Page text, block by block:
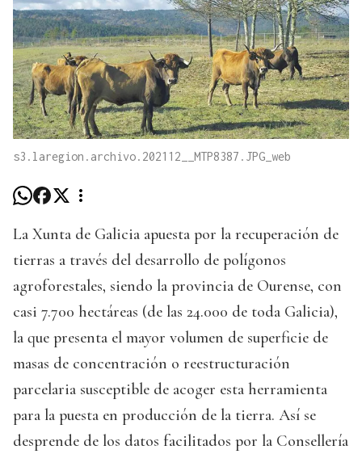
s3.laregion.archivo.202112__MTP8387.JPG_web
La Xunta de Galicia apuesta por la recuperación de
tierras a través del desarrollo de polígonos
agroforestales, siendo la provincia de Ourense, con
casi 7.700 hectáreas (de las 24.000 de toda Galicia),
la que presenta el mayor volumen de superficie de
masas de concentración o reestructuración
parcelaria susceptible de acoger esta herramienta
para la puesta en producción de la tierra. Así se
desprende de los datos facilitados por la Consellería